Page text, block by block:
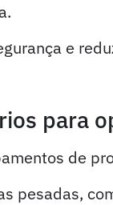
e
para
de
pesadas,